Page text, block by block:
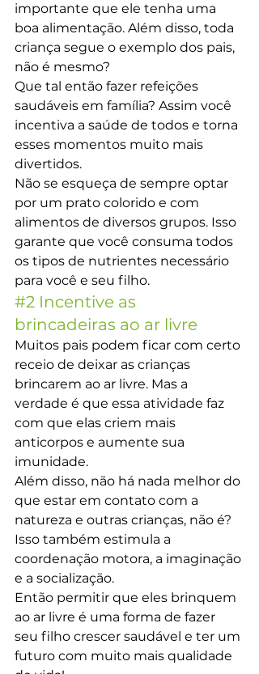
importante que ele tenha uma
boa alimentação. Além disso, toda
criança segue o exemplo dos pais,
não é mesmo?
Que tal então fazer refeições
saudáveis em família? Assim você
incentiva a saúde de todos e torna
esses momentos muito mais
divertidos.
Não se esqueça de sempre optar
por um prato colorido e com
alimentos de diversos grupos. Isso
garante que você consuma todos
os tipos de nutrientes necessário
para você e seu filho.
#2 Incentive as
brincadeiras ao ar livre
Muitos pais podem ficar com certo
receio de deixar as crianças
brincarem ao ar livre. Mas a
verdade é que essa atividade faz
com que elas criem mais
anticorpos e aumente sua
imunidade.
Além disso, não há nada melhor do
que estar em contato com a
natureza e outras crianças, não é?
Isso também estimula a
coordenação motora, a imaginação
e a socialização.
Então permitir que eles brinquem
ao ar livre é uma forma de fazer
seu filho crescer saudável e ter um
futuro com muito mais qualidade